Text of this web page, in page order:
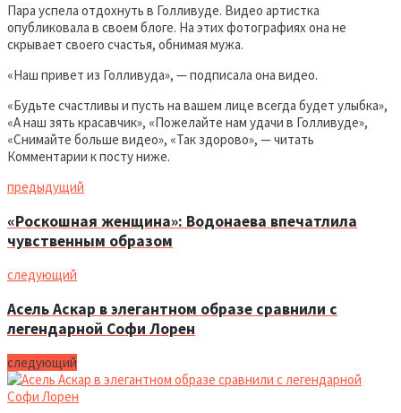
Пара успела отдохнуть в Голливуде. Видео артистка
опубликовала в своем блоге. На этих фотографиях она не
скрывает своего счастья, обнимая мужа.
«Наш привет из Голливуда», — подписала она видео.
«Будьте счастливы и пусть на вашем лице всегда будет улыбка»,
«А наш зять красавчик», «Пожелайте нам удачи в Голливуде»,
«Снимайте больше видео», «Так здорово», — читать
Комментарии к посту ниже.
предыдущий
«Роскошная женщина»: Водонаева впечатлила
чувственным образом
следующий
Асель Аскар в элегантном образе сравнили с
легендарной Софи Лорен
следующий